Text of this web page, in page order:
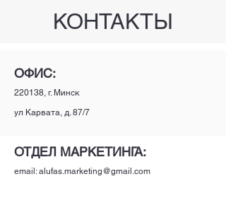
КОНТАКТЫ
ОФИС:
220138, г. Минск
ул Карвата, д. 87/7
ОТДЕЛ МАРКЕТИНГА:
email:alufas.marketing@gmail.com